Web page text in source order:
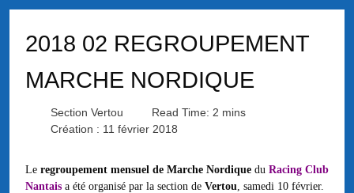
2018 02 REGROUPEMENT
MARCHE NORDIQUE
Section Vertou
Read Time: 2 mins
Création : 11 février 2018
Le regroupement mensuel de Marche Nordique du Racing Club
Nantais a été organisé par la section de Vertou, samedi 10 février.